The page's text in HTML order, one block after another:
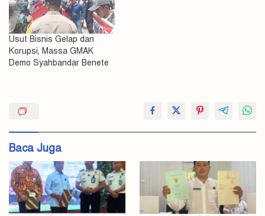
Usut Bisnis Gelap dan
Korupsi, Massa GMAK
Demo Syahbandar Benete
NTB
Polda
Baca Juga